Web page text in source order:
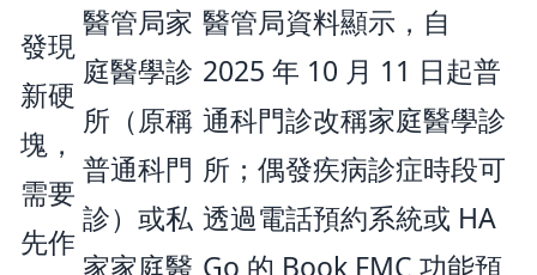
發現
新硬
塊，
需要
先作
醫管局家
庭醫學診
所（原稱
普通科門
診）或私
家家庭醫
醫管局資料顯示，自
2025 年 10 月 11 日起普
通科門診改稱家庭醫學診
所；偶發疾病診症時段可
透過電話預約系統或 HA
Go 的 Book FMC 功能預